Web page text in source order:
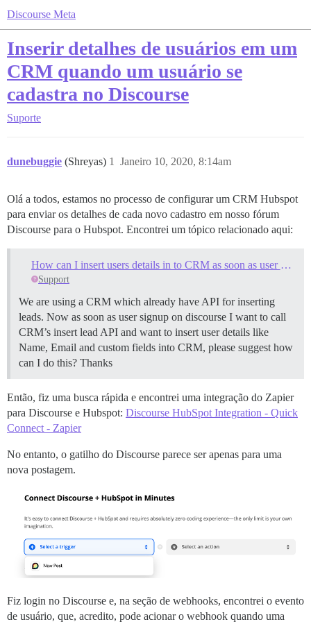
Discourse Meta
Inserir detalhes de usuários em um
CRM quando um usuário se
cadastra no Discourse
Suporte
dunebuggie (Shreyas) Janeiro 10, 2020, 8:14am
1
Olá a todos, estamos no processo de configurar um CRM Hubspot
para enviar os detalhes de cada novo cadastro em nosso fórum
Discourse para o Hubspot. Encontrei um tópico relacionado aqui:
How can I insert users details in to CRM as soon as user signup on discourse
Support
We are using a CRM which already have API for inserting
leads. Now as soon as user signup on discourse I want to call
CRM’s insert lead API and want to insert user details like
Name, Email and custom fields into CRM, please suggest how
can I do this? Thanks
Então, fiz uma busca rápida e encontrei uma integração do Zapier
para Discourse e Hubspot: Discourse HubSpot Integration - Quick
Connect - Zapier
No entanto, o gatilho do Discourse parece ser apenas para uma
nova postagem.
Fiz login no Discourse e, na seção de webhooks, encontrei o evento
de usuário, que, acredito, pode acionar o webhook quando uma